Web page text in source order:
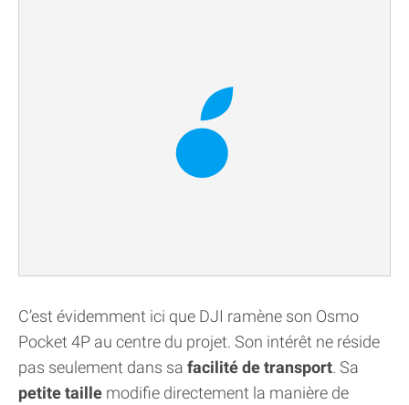
C’est évidemment ici que DJI ramène son Osmo
Pocket 4P au centre du projet. Son intérêt ne réside
pas seulement dans sa facilité de transport. Sa
petite taille modifie directement la manière de